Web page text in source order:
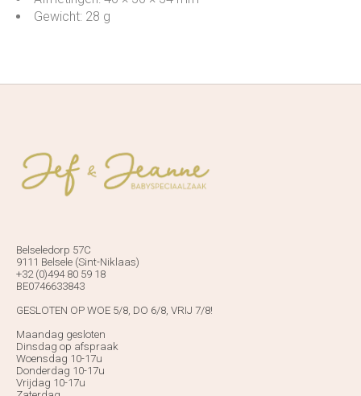
Gewicht: 28 g
Belseledorp 57C
9111 Belsele (Sint-Niklaas)
+32 (0)494 80 59 18
BE0746633843
GESLOTEN OP WOE 5/8, DO 6/8, VRIJ 7/8!
Maandag gesloten
Dinsdag op afspraak
Woensdag 10-17u
Donderdag 10-17u
Vrijdag 10-17u